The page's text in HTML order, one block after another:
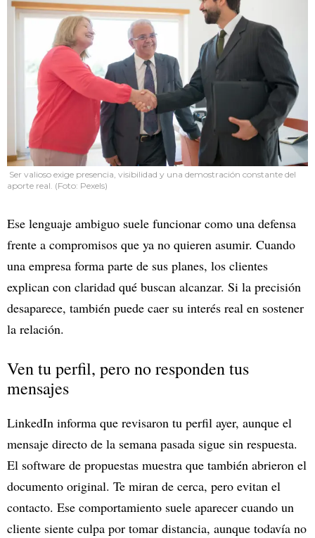
Ser valioso exige presencia, visibilidad y una demostración constante del
aporte real. (Foto: Pexels)
Ese lenguaje ambiguo suele funcionar como una defensa
frente a compromisos que ya no quieren asumir. Cuando
una empresa forma parte de sus planes, los clientes
explican con claridad qué buscan alcanzar. Si la precisión
desaparece, también puede caer su interés real en sostener
la relación.
Ven tu perfil, pero no responden tus
mensajes
LinkedIn informa que revisaron tu perfil ayer, aunque el
mensaje directo de la semana pasada sigue sin respuesta.
El software de propuestas muestra que también abrieron el
documento original. Te miran de cerca, pero evitan el
contacto. Ese comportamiento suele aparecer cuando un
cliente siente culpa por tomar distancia, aunque todavía no